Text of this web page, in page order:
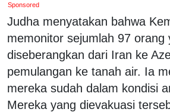
Sponsored
Judha menyatakan bahwa
memonitor sejumlah 97 orang
diseberangkan dari Iran ke
pemulangan ke tanah air. Ia
mereka sudah dalam kondisi
Mereka yang dievakuasi